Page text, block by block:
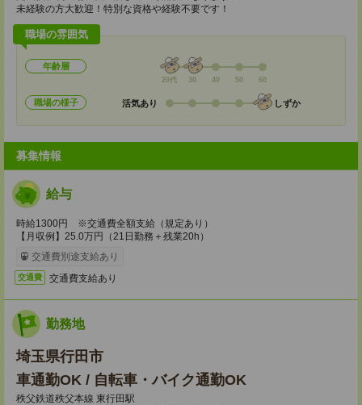
未経験の方大歓迎！特別な資格や経験不要です！
職場の雰囲気
年齢層
20代 30 40 50 60
職場の様子 活気あり しずか
募集情報
給与
時給1300円 ※交通費全額支給（規定あり）
【月収例】25.0万円（21日勤務＋残業20h）
交通費別途支給あり
交通費 交通費支給あり
勤務地
埼玉県行田市
車通勤OK / 自転車・バイク通勤OK
秩父鉄道秩父本線 東行田駅